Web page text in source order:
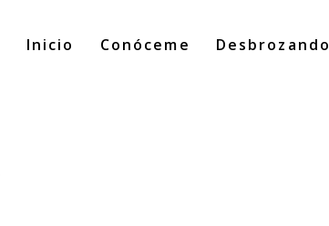
Inicio Conóceme Desbrozando